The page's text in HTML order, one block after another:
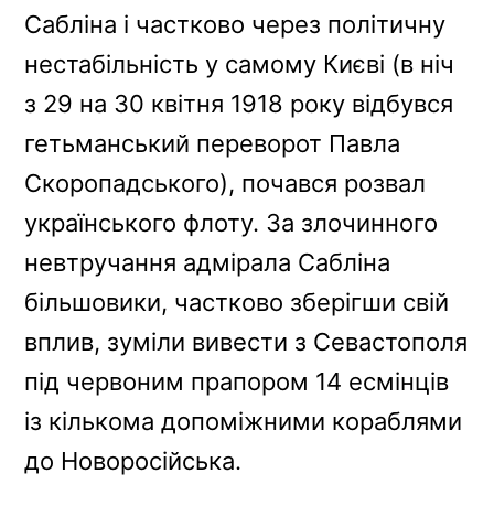
Сабліна і частково через політичну
нестабільність у самому Києві (в ніч
з 29 на 30 квітня 1918 року відбувся
гетьманський переворот Павла
Скоропадського), почався розвал
українського флоту. За злочинного
невтручання адмірала Сабліна
більшовики, частково зберігши свій
вплив, зуміли вивести з Севастополя
під червоним прапором 14 есмінців
із кількома допоміжними кораблями
до Новоросійська.